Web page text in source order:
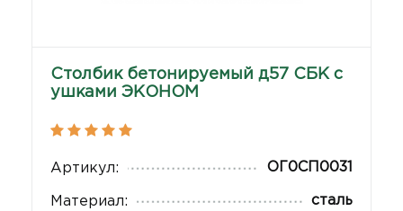
Столбик бетонируемый д57 СБК с
ушками ЭКОНОМ
Артикул: ОГ0СП0031
Материал: сталь